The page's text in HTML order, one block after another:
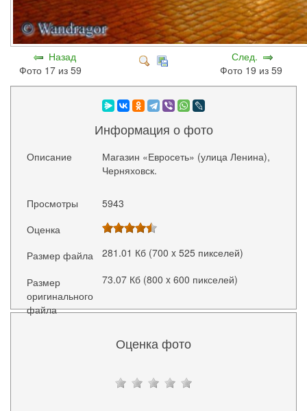
Назад
Фото 17 из 59
След.
Фото 19 из 59
Информация о фото
Описание
Магазин «Евросеть» (улица Ленина),
Черняховск.
Просмотры
5943
Оценка
Размер файла
281.01 Кб (700 x 525 пикселей)
Размер
оригинального
файла
73.07 Кб (800 x 600 пикселей)
Оценка фото